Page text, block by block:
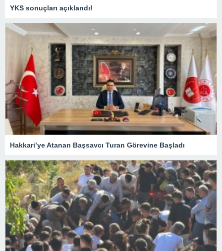
YKS sonuçları açıklandı!
Hakkari’ye Atanan Başsavcı Turan Görevine Başladı